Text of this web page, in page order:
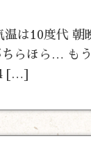
は10度代
ちらほら…
[…]